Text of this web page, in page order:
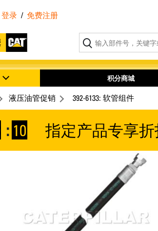
登录 / 免费注册
积分商城
液压油管促销 392-6133: 软管组件
: 10 指定产品专享折